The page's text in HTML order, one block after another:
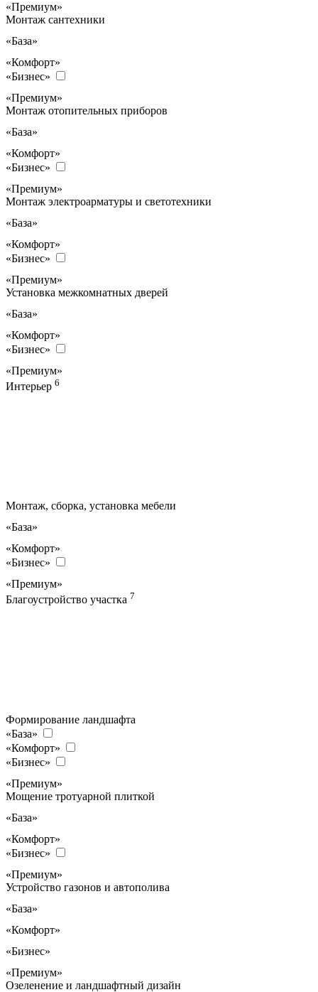
«Премиум»
Монтаж сантехники
«База»
«Комфорт»
«Бизнес»
«Премиум»
Монтаж отопительных приборов
«База»
«Комфорт»
«Бизнес»
«Премиум»
Монтаж электроарматуры и светотехники
«База»
«Комфорт»
«Бизнес»
«Премиум»
Установка межкомнатных дверей
«База»
«Комфорт»
«Бизнес»
«Премиум»
Интерьер 6
Монтаж, сборка, установка мебели
«База»
«Комфорт»
«Бизнес»
«Премиум»
Благоустройство участка 7
Формирование ландшафта
«База»
«Комфорт»
«Бизнес»
«Премиум»
Мощение тротуарной плиткой
«База»
«Комфорт»
«Бизнес»
«Премиум»
Устройство газонов и автополива
«База»
«Комфорт»
«Бизнес»
«Премиум»
Озеленение и ландшафтный дизайн